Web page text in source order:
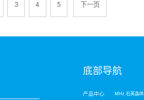
3 4 5 下一页
底部导航
产品中心 MHz 石英晶体